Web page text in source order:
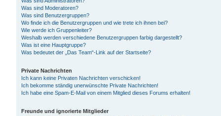
Was sind Moderatoren?
Was sind Benutzergruppen?
Wo finde ich die Benutzergruppen und wie trete ich ihnen bei?
Wie werde ich Gruppenleiter?
Weshalb werden verschiedene Benutzergruppen farbig dargestellt?
Was ist eine Hauptgruppe?
Was bedeutet der „Das Team“-Link auf der Startseite?
Private Nachrichten
Ich kann keine Privaten Nachrichten verschicken!
Ich bekomme ständig unerwünschte Private Nachrichten!
Ich habe eine Spam-E-Mail von einem Mitglied dieses Forums erhalten!
Freunde und ignorierte Mitglieder